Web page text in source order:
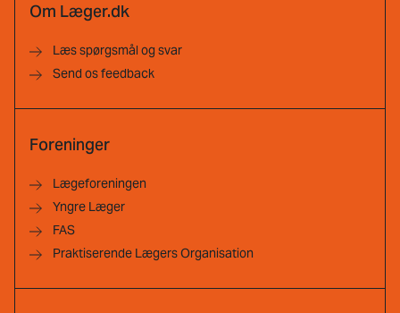
Om Læger.dk
Læs spørgsmål og svar
Send os feedback
Foreninger
Lægeforeningen
Yngre Læger
FAS
Praktiserende Lægers Organisation